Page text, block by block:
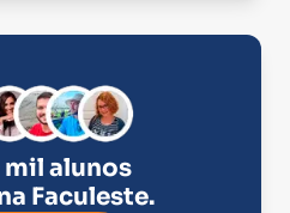
mil alunos
Faculeste.